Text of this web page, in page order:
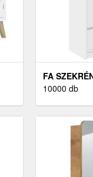
FA
10000 db